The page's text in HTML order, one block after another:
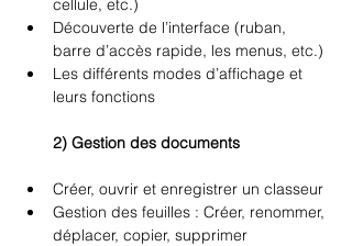
cellule, etc.)
Découverte de l’interface (ruban,
barre d’accès rapide, les menus, etc.)
Les différents modes d’affichage et
leurs fonctions
2) Gestion des documents
Créer, ouvrir et enregistrer un classeur
Gestion des feuilles : Créer, renommer,
déplacer, copier, supprimer